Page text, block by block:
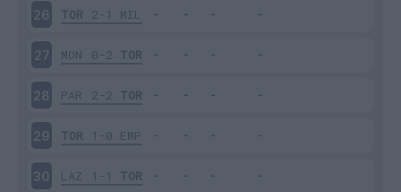
26 TOR 2-1 MIL
27 MON 0-2 TOR
28 PAR 2-2 TOR
29 TOR 1-0 EMP
30 LAZ 1-1 TOR